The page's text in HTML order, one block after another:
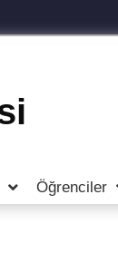
Öğrenciler